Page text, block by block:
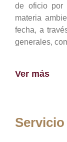
de oficio por
materia
fecha, a
generales,
Ver más